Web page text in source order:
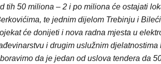
tih 50 miliona – 2 i po miliona će ostajati
te jednim dijelom Trebinju i
će donijeti i nova radna mjesta u
i drugim uslužnim
da je jedan od uslova tendera da